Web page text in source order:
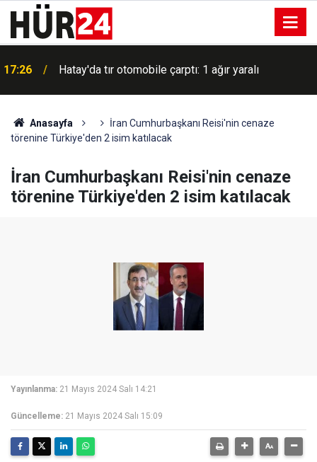
17:26 Hatay'da tır otomobile çarptı: 1 ağır yaralı
Anasayfa
İran Cumhurbaşkanı Reisi'nin cenaze
törenine Türkiye'den 2 isim katılacak
İran Cumhurbaşkanı Reisi'nin cenaze
törenine Türkiye'den 2 isim katılacak
Yayınlanma: 21 Mayıs 2024 Salı 14:21
Güncelleme: 21 Mayıs 2024 Salı 15:09